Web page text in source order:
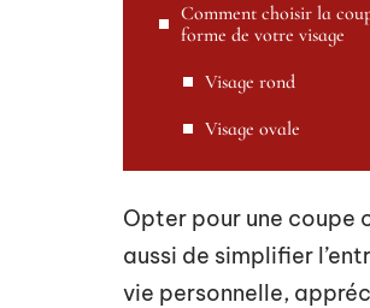
Comment choisir la
forme de votre visage
Visage rond
Visage ovale
Opter pour une coupe
aussi de simplifier
vie personnelle,